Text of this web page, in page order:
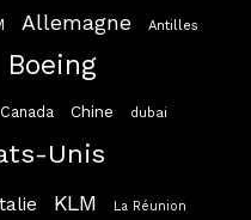
Allemagne Antilles
Boeing
Canada Chine dubai
Unis
KLM La Réunion